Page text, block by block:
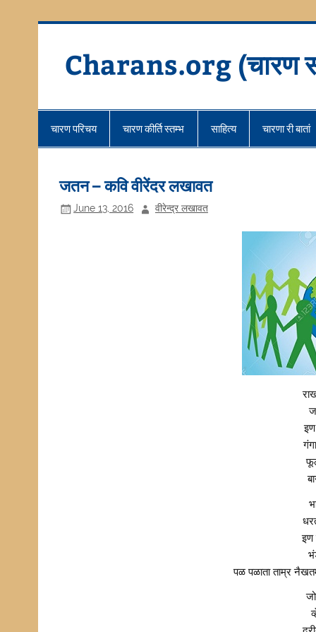
Charans.org (चारण
चारण परिचय चारण कीर्ति स्तम्भ साहित्य चारणा री बातां
जतन – कवि वीरेंदर लखावत
June 13, 2016 वीरेन्द्र लखावत
इण
पळ पळाता ताम्र